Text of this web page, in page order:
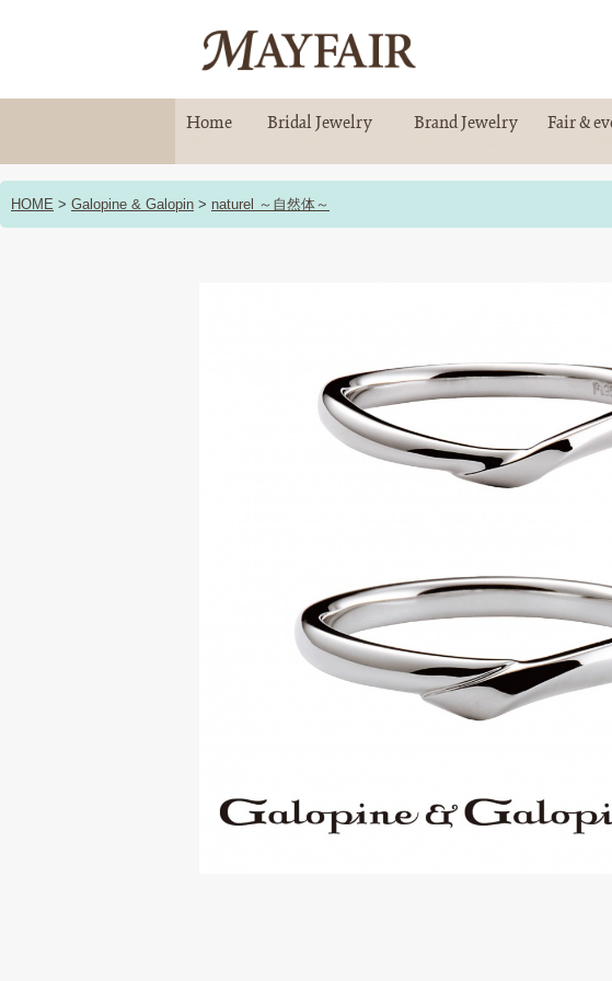
Home Bridal Jewelry Brand Jewelry Fair &
HOME > Galopine & Galopin > naturel ～自然体～